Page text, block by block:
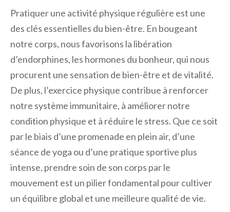
Pratiquer une activité physique régulière est une
des clés essentielles du bien-être. En bougeant
notre corps, nous favorisons la libération
d’endorphines, les hormones du bonheur, qui nous
procurent une sensation de bien-être et de vitalité.
De plus, l’exercice physique contribue à renforcer
notre système immunitaire, à améliorer notre
condition physique et à réduire le stress. Que ce soit
par le biais d’une promenade en plein air, d’une
séance de yoga ou d’une pratique sportive plus
intense, prendre soin de son corps par le
mouvement est un pilier fondamental pour cultiver
un équilibre global et une meilleure qualité de vie.